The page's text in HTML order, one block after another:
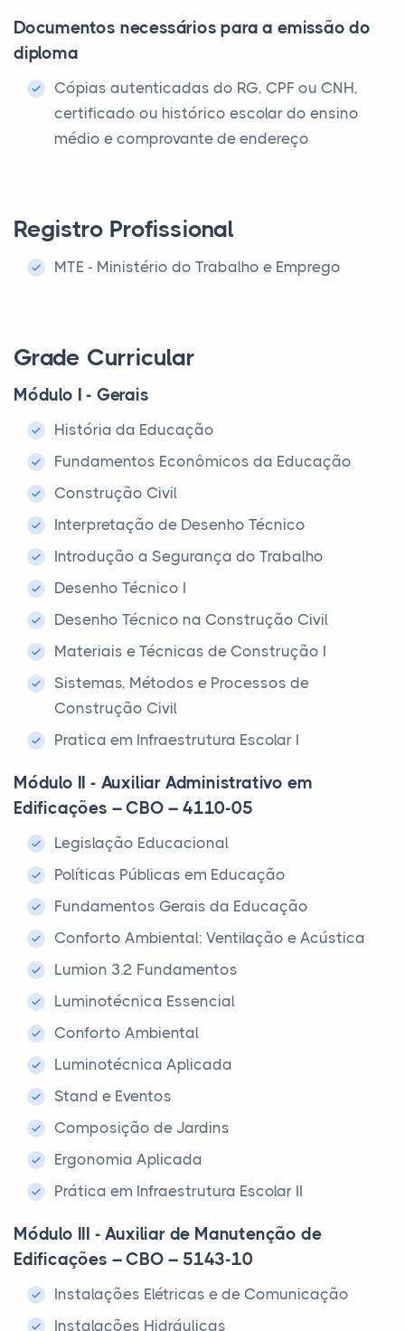
Documentos necessários para a emissão do
diploma
Cópias autenticadas do RG, CPF ou CNH,
certificado ou histórico escolar do ensino
médio e comprovante de endereço
Registro Profissional
MTE - Ministério do Trabalho e Emprego
Grade Curricular
Módulo I - Gerais
História da Educação
Fundamentos Econômicos da Educação
Construção Civil
Interpretação de Desenho Técnico
Introdução a Segurança do Trabalho
Desenho Técnico I
Desenho Técnico na Construção Civil
Materiais e Técnicas de Construção I
Sistemas, Métodos e Processos de
Construção Civil
Pratica em Infraestrutura Escolar I
Módulo II - Auxiliar Administrativo em
Edificações – CBO – 4110-05
Legislação Educacional
Políticas Públicas em Educação
Fundamentos Gerais da Educação
Conforto Ambiental: Ventilação e Acústica
Lumion 3.2 Fundamentos
Luminotécnica Essencial
Conforto Ambiental
Luminotécnica Aplicada
Stand e Eventos
Composição de Jardins
Ergonomia Aplicada
Prática em Infraestrutura Escolar II
Módulo III - Auxiliar de Manutenção de
Edificações – CBO – 5143-10
Instalações Elétricas e de Comunicação
Instalações Hidráulicas